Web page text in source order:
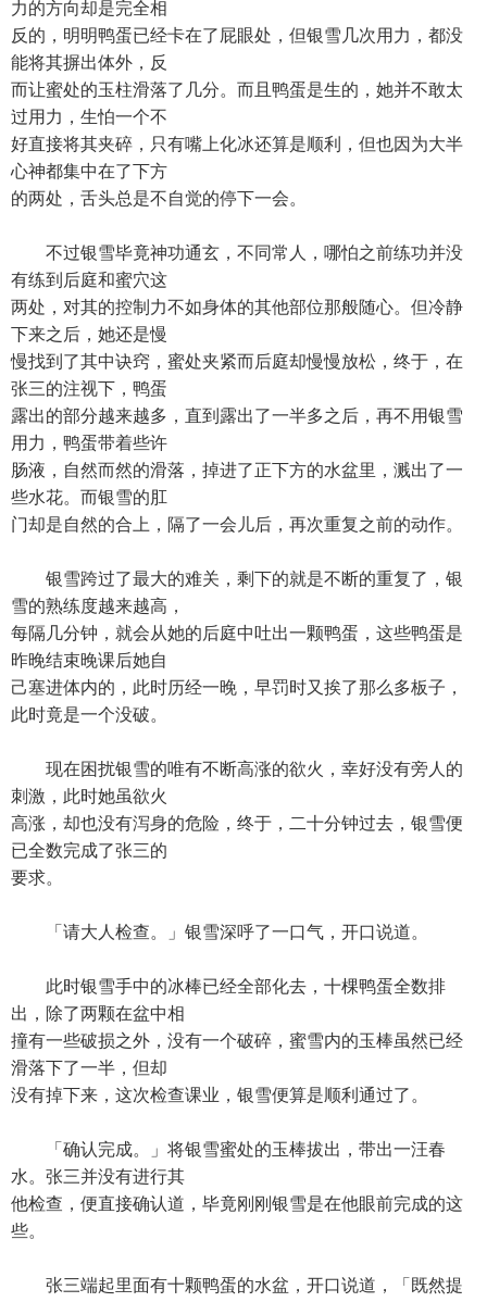
力的方向却是完全相
反的，明明鸭蛋已经卡在了屁眼处，但银雪几次用力，都没
能将其摒出体外，反
而让蜜处的玉柱滑落了几分。而且鸭蛋是生的，她并不敢太
过用力，生怕一个不
好直接将其夹碎，只有嘴上化冰还算是顺利，但也因为大半
心神都集中在了下方
的两处，舌头总是不自觉的停下一会。
不过银雪毕竟神功通玄，不同常人，哪怕之前练功并没
有练到后庭和蜜穴这
两处，对其的控制力不如身体的其他部位那般随心。但冷静
下来之后，她还是慢
慢找到了其中诀窍，蜜处夹紧而后庭却慢慢放松，终于，在
张三的注视下，鸭蛋
露出的部分越来越多，直到露出了一半多之后，再不用银雪
用力，鸭蛋带着些许
肠液，自然而然的滑落，掉进了正下方的水盆里，溅出了一
些水花。而银雪的肛
门却是自然的合上，隔了一会儿后，再次重复之前的动作。
银雪跨过了最大的难关，剩下的就是不断的重复了，银
雪的熟练度越来越高，
每隔几分钟，就会从她的后庭中吐出一颗鸭蛋，这些鸭蛋是
昨晚结束晚课后她自
己塞进体内的，此时历经一晚，早罚时又挨了那么多板子，
此时竟是一个没破。
现在困扰银雪的唯有不断高涨的欲火，幸好没有旁人的
刺激，此时她虽欲火
高涨，却也没有泻身的危险，终于，二十分钟过去，银雪便
已全数完成了张三的
要求。
「请大人检查。」银雪深呼了一口气，开口说道。
此时银雪手中的冰棒已经全部化去，十棵鸭蛋全数排
出，除了两颗在盆中相
撞有一些破损之外，没有一个破碎，蜜雪内的玉棒虽然已经
滑落下了一半，但却
没有掉下来，这次检查课业，银雪便算是顺利通过了。
「确认完成。」将银雪蜜处的玉棒拔出，带出一汪春
水。张三并没有进行其
他检查，便直接确认道，毕竟刚刚银雪是在他眼前完成的这
些。
张三端起里面有十颗鸭蛋的水盆，开口说道，「既然提